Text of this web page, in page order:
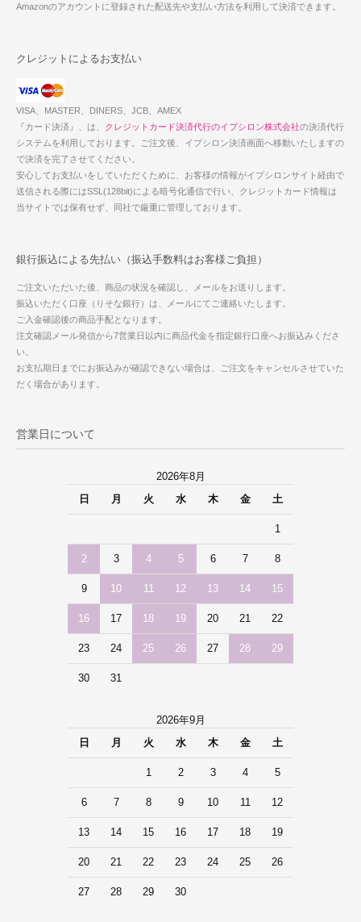
Amazonのアカウントに登録された配送先や支払い方法を利用して決済できます。
クレジットによるお支払い
VISA、MASTER、DINERS、JCB、AMEX
『カード決済』、は、 クレジットカード決済代行のイプシロン株式会社の決済代行
システムを利用しております。ご注文後、イプシロン決済画面へ移動いたしますの
で決済を完了させてください。
安心してお支払いをしていただくために、お客様の情報がイプシロンサイト経由で
送信される際にはSSL(128bit)による暗号化通信で行い、クレジットカード情報は
当サイトでは保有せず、同社で厳重に管理しております。
銀行振込による先払い（振込手数料はお客様ご負担）
ご注文いただいた後、商品の状況を確認し、メールをお送りします。
振込いただく口座（りそな銀行）は、メールにてご連絡いたします。
ご入金確認後の商品手配となります。
注文確認メール発信から7営業日以内に商品代金を指定銀行口座へお振込みくださ
い。
お支払期日までにお振込みが確認できない場合は、ご注文をキャンセルさせていた
だく場合があります。
営業日について
2026年8月
日
月 火 水 木 金 土
1
2 3 4 5 6 7 8
9 10 11 12 13 14 15
16 17 18 19 20 21 22
23 24 25 26 27 28 29
30 31
2026年9月
日
月 火 水 木 金 土
1 2 3 4 5
6 7 8 9 10 11 12
13 14 15 16 17 18 19
20 21 22 23 24 25 26
27 28 29 30